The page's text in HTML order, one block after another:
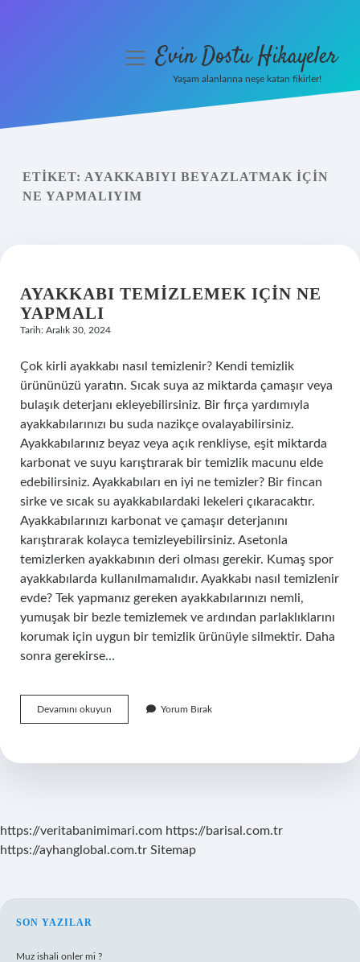
Yasal Uyarı
menüyüEvin Dostu Hikayeler
Yaşam alanlarına neşe katan fikirler!
ETIKET: AYAKKABIYI BEYAZLATMAK IÇIN
NE YAPMALIYIM
AYAKKABI TEMIZLEMEK IÇIN NE
YAPMALI
Tarih: Aralık 30, 2024
Çok kirli ayakkabı nasıl temizlenir? Kendi temizlik
ürününüzü yaratın. Sıcak suya az miktarda çamaşır veya
bulaşık deterjanı ekleyebilirsiniz. Bir fırça yardımıyla
ayakkabılarınızı bu suda nazikçe ovalayabilirsiniz.
Ayakkabılarınız beyaz veya açık renkliyse, eşit miktarda
karbonat ve suyu karıştırarak bir temizlik macunu elde
edebilirsiniz. Ayakkabıları en iyi ne temizler? Bir fincan
sirke ve sıcak su ayakkabılardaki lekeleri çıkaracaktır.
Ayakkabılarınızı karbonat ve çamaşır deterjanını
karıştırarak kolayca temizleyebilirsiniz. Asetonla
temizlerken ayakkabının deri olması gerekir. Kumaş spor
ayakkabılarda kullanılmamalıdır. Ayakkabı nasıl temizlenir
evde? Tek yapmanız gereken ayakkabılarınızı nemli,
yumuşak bir bezle temizlemek ve ardından parlaklıklarını
korumak için uygun bir temizlik ürünüyle silmektir. Daha
sonra gerekirse…
Devamını okuyun Ayakkabı
Temizlemek
Yapmalı
Yorum Bırak
https://veritabanimimari.com https://barisal.com.tr
https://ayhanglobal.com.tr Sitemap
SIDEBAR
SON YAZILAR
Muz ishali onler mi ?